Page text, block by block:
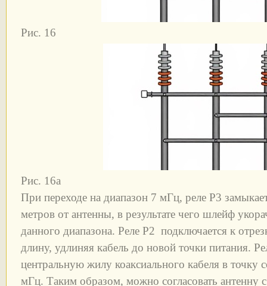
Рис. 16
Рис. 16а
При переходе на диапазон 7 мГц, реле Р3
метров от антенны, в результате чего шлейф
данного диапазона. Реле Р2 подключается к
длину, удлиняя кабель до новой точки питания.
центральную жилу коаксиального кабеля в точку
мГц. Таким образом, можно согласовать антенну